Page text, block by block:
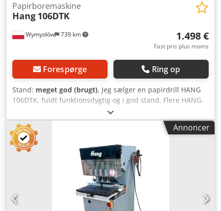
Wymysłów 739 km
Papirboremaskine
Hang 106DTK
1.498 €
Fast pris plus moms
Forespørge Ring op
Stand: meget god (brugt), Jeg sælger en papirdrill HANG
106DTK, fuldt funktionsdygtig og i god stand. Flere HANG-
boremaskiner tilbydes. Chsdpfx Adsudpc Ssija
Annoncer